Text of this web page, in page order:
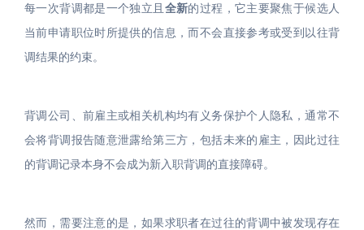
每一次背调都是一个独立且 全新的过程，它主要聚焦于候选人
当前申请职位时所提供的信息，而不会直接参考或受到以往背
调结果的约束。
背调公司、前雇主或相关机构均有义务保护个人隐私，通常不
会将背调报告随意泄露给第三方，包括未来的雇主，因此过往
的背调记录本身不会成为新入职背调的直接障碍。
然而，需要注意的是，如果求职者在过往的背调中被发现存在